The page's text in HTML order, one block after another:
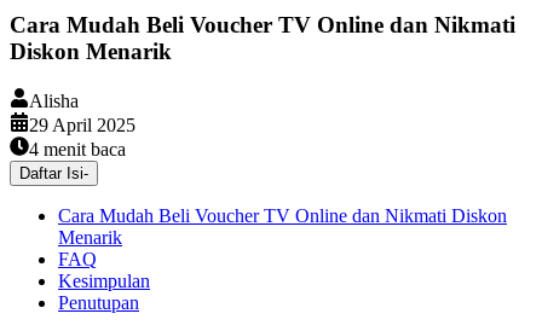
Cara Mudah Beli Voucher TV Online dan Nikmati
Diskon Menarik
Alisha
29 April 2025
4 menit baca
Daftar Isi-
Cara Mudah Beli Voucher TV Online dan Nikmati Diskon
Menarik
FAQ
Kesimpulan
Penutupan